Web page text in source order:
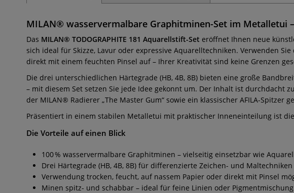
MILAN® wasservermalbare Graphitminen-Set im Metalletui
Das MILAN® TODOGRAPHITE 181 Aquarellstift-Set eröffnet Ihnen neue
sich ideal für Skizze, Lavur oder expressive Aquarelltechniken. Verwenden
direkt mit einem feuchten Pinsel auf – Ihrer Kreativität sind keine Grenzen
Die drei unterschiedlichen Härtegrade (HB, 4B, 8B) bieten eine große
– mit diesem Set setzen Sie jede Idee gekonnt um. Der Inhalt ist durchdacht
der MILAN® Radierer „The Master Gum“ sowie ein klassischer AFILA-Spitzer
Präsentiert in einem stabilen Metalletui mit praktischer Inneneinteilung ist
Die Vorteile auf einen Blick
100 % wasservermalbare Graphitminen – vielseitig einsetzbar wie
Drei Härtegrade (HB, 4B, 8B) für differenzierte Zeichen- und Maltechniken
Verwendung trocken, feucht, auf nassem Papier oder direkt mit Pinsel
Minen spitz- und schabbar – ideal für feine Linien oder Pigmentmischung